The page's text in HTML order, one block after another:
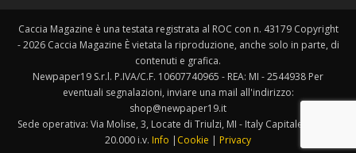
Caccia Magazine è una testata registrata al ROC con n. 43179 Copyright
- 2026 Caccia Magazine È vietata la riproduzione, anche solo in parte, di
contenuti e grafica.
Newpaper19 S.r.l. P.IVA/C.F. 10607740965 - REA: MI - 2544938 Per
eventuali segnalazioni, inviare una mail all'indirizzo:
shop@newpaper19.it
Sede operativa: Via Molise, 3, Locate di Triulzi, MI - Italy Capitale Sociale:
20.000 i.v. Info | Cookie | Privacy